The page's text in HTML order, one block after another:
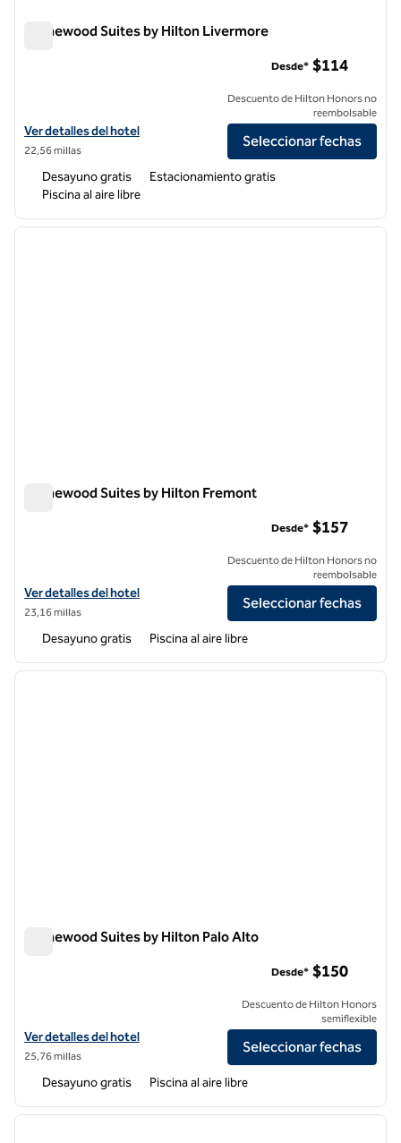
Homewood Suites by Hilton Livermore
Ver detalles del hotel Homewood Suites by Hilton Livermore
Ver detalles del hotel
22,56 millas
Desde* $114
Descuento de Hilton Honors no
reembolsable
Seleccionar fechas
Desayuno gratis
Estacionamiento gratis
Piscina al aire libre
1 de 12
Homewood Suites by Hilton Fremont
Ver detalles del hotel Homewood Suites by Hilton Fremont
Ver detalles del hotel
23,16 millas
Desde* $157
Descuento de Hilton Honors no
reembolsable
Seleccionar fechas
Desayuno gratis Piscina al aire libre
1 de 12
Homewood Suites by Hilton Palo Alto
Ver detalles del hotel Homewood Suites by Hilton Palo Alto
Ver detalles del hotel
25,76 millas
Desde* $150
Descuento de Hilton Honors
semiflexible
Seleccionar fechas
Desayuno gratis Piscina al aire libre
1 de 12